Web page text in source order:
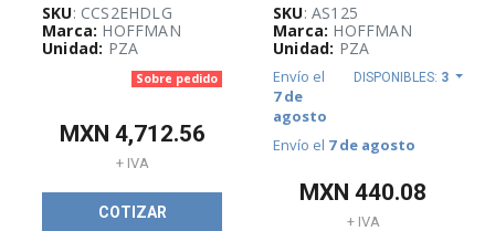
DATACENTERS
SKU: CCS2EHDLG
Marca: HOFFMAN
Unidad: PZA
Sobre pedido
MXN 4,712.56
+ IVA
COTIZAR
SKU: AS125
Marca: HOFFMAN
Unidad: PZA
Envío el
7 de
agosto
DISPONIBLES: 3
Envío el 7 de agosto
MXN 440.08
+ IVA